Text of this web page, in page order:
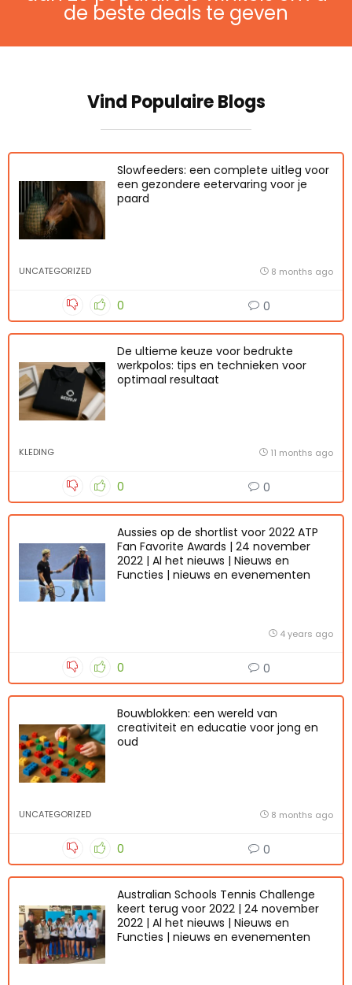
de beste deals te geven
Vind Populaire Blogs
Slowfeeders: een complete uitleg voor
een gezondere eetervaring voor je
paard
UNCATEGORIZED 8 months ago
0 0
De ultieme keuze voor bedrukte
werkpolos: tips en technieken voor
optimaal resultaat
KLEDING 11 months ago
0 0
Aussies op de shortlist voor 2022 ATP
Fan Favorite Awards | 24 november
2022 | Al het nieuws | Nieuws en
Functies | nieuws en evenementen
4 years ago
0 0
Bouwblokken: een wereld van
creativiteit en educatie voor jong en
oud
UNCATEGORIZED 8 months ago
0 0
Australian Schools Tennis Challenge
keert terug voor 2022 | 24 november
2022 | Al het nieuws | Nieuws en
Functies | nieuws en evenementen